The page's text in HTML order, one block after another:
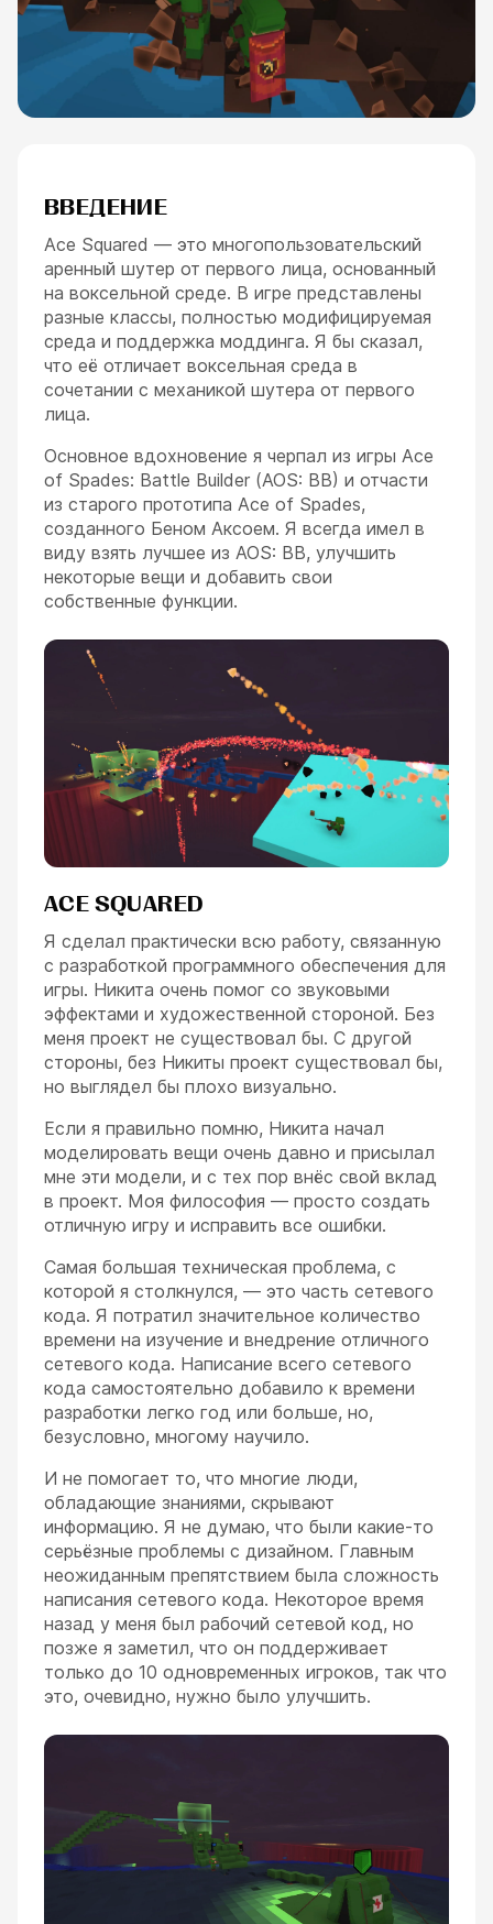
ВВЕДЕНИЕ
Ace Squared — это многопользовательский
аренный шутер от первого лица, основанный
на воксельной среде. В игре представлены
разные классы, полностью модифицируемая
среда и поддержка моддинга. Я бы сказал,
что её отличает воксельная среда в
сочетании с механикой шутера от первого
лица.
Основное вдохновение я черпал из игры Ace
of Spades: Battle Builder (AOS: BB) и отчасти
из старого прототипа Ace of Spades,
созданного Беном Аксоем. Я всегда имел в
виду взять лучшее из AOS: BB, улучшить
некоторые вещи и добавить свои
собственные функции.
ACE SQUARED
Я сделал практически всю работу, связанную
с разработкой программного обеспечения для
игры. Никита очень помог со звуковыми
эффектами и художественной стороной. Без
меня проект не существовал бы. С другой
стороны, без Никиты проект существовал бы,
но выглядел бы плохо визуально.
Если я правильно помню, Никита начал
моделировать вещи очень давно и присылал
мне эти модели, и с тех пор внёс свой вклад
в проект. Моя философия — просто создать
отличную игру и исправить все ошибки.
Самая большая техническая проблема, с
которой я столкнулся, — это часть сетевого
кода. Я потратил значительное количество
времени на изучение и внедрение отличного
сетевого кода. Написание всего сетевого
кода самостоятельно добавило к времени
разработки легко год или больше, но,
безусловно, многому научило.
И не помогает то, что многие люди,
обладающие знаниями, скрывают
информацию. Я не думаю, что были какие-то
серьёзные проблемы с дизайном. Главным
неожиданным препятствием была сложность
написания сетевого кода. Некоторое время
назад у меня был рабочий сетевой код, но
позже я заметил, что он поддерживает
только до 10 одновременных игроков, так что
это, очевидно, нужно было улучшить.